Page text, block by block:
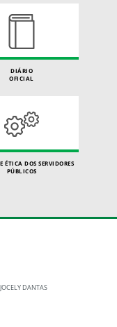
DIÁRIO
OFICIAL
ÉTICA DOS SERVIDORES
PÚBLICOS
DANTAS